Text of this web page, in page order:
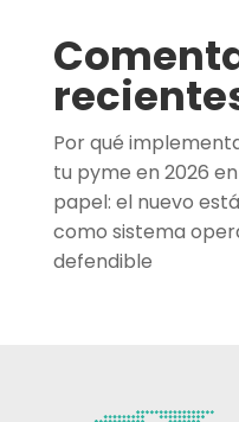
Por qué
tu pyme en 2026 en
papel: el nuevo
como sistema
defendible